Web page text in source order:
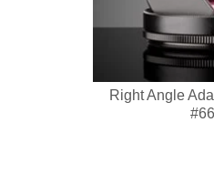
Right Angle